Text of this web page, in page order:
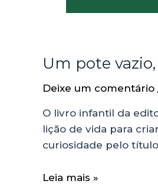
Um pote
Deixe um comentário
O livro infantil da
lição de vida para
curiosidade pelo
Leia mais »